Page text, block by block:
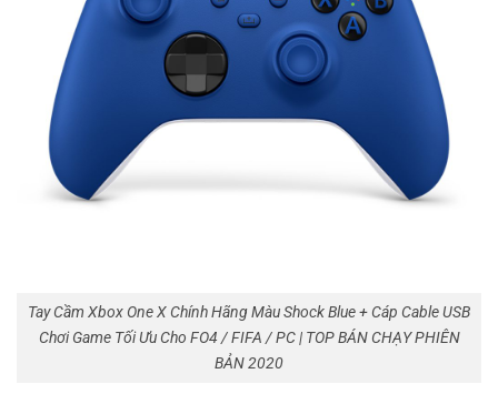
Tay Cầm Xbox One X Chính Hãng Màu Shock Blue + Cáp Cable USB
Chơi Game Tối Ưu Cho FO4 / FIFA / PC | TOP BÁN CHẠY PHIÊN
BẢN 2020